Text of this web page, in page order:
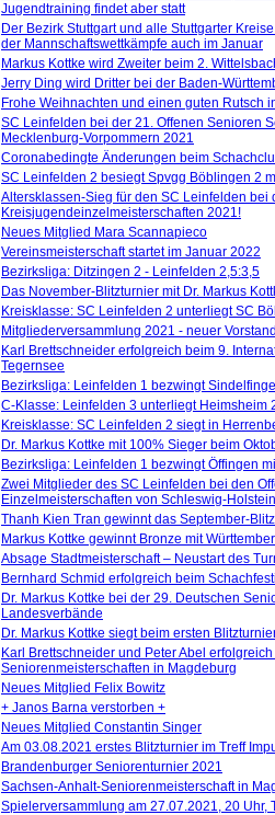
Jugendtraining findet aber statt
Der Bezirk Stuttgart und alle Stuttgarter
der Mannschaftswettkämpfe auch im Januar
Markus Kottke wird Zweiter beim 2.
Jerry Ding wird Dritter bei der Baden-
Frohe Weihnachten und einen guten Rutsch
SC Leinfelden bei der 21. Offenen Senioren
Mecklenburg-Vorpommern 2021
Coronabedingte Änderungen beim
SC Leinfelden 2 besiegt Spvgg Böblingen 2
Altersklassen-Sieg für den SC Leinfelden bei
Kreisjugendeinzelmeisterschaften 2021!
Neues Mitglied Mara Scannapieco
Vereinsmeisterschaft startet im Januar 2022
Bezirksliga: Ditzingen 2 - Leinfelden 2,5:3,5
Das November-Blitzturnier mit Dr. Markus
Kreisklasse: SC Leinfelden 2 unterliegt SC
Mitgliederversammlung 2021 - neuer
Karl Brettschneider erfolgreich beim 9.
Tegernsee
Bezirksliga: Leinfelden 1 bezwingt
C-Klasse: Leinfelden 3 unterliegt Heimsheim
Kreisklasse: SC Leinfelden 2 siegt in
Dr. Markus Kottke mit 100% Sieger beim
Bezirksliga: Leinfelden 1 bezwingt Öffingen
Zwei Mitglieder des SC Leinfelden bei den
Einzelmeisterschaften von Schleswig-
Thanh Kien Tran gewinnt das September-
Markus Kottke gewinnt Bronze mit
Absage Stadtmeisterschaft – Neustart des
Bernhard Schmid erfolgreich beim
Dr. Markus Kottke bei der 29. Deutschen
Landesverbände
Dr. Markus Kottke siegt beim ersten
Karl Brettschneider und Peter Abel
Seniorenmeisterschaften in Magdeburg
Neues Mitglied Felix Bowitz
+ Janos Barna verstorben +
Neues Mitglied Constantin Singer
Am 03.08.2021 erstes Blitzturnier im Treff
Brandenburger Seniorenturnier 2021
Sachsen-Anhalt-Seniorenmeisterschaft in
Spielerversammlung am 27.07.2021, 20 Uhr,